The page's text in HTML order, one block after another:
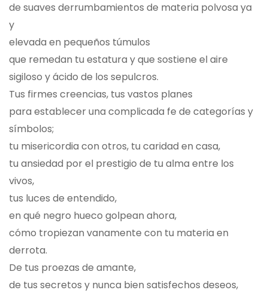
de suaves derrumbamientos de materia polvosa ya
y
elevada en pequeños túmulos
que remedan tu estatura y que sostiene el aire
sigiloso y ácido de los sepulcros.
Tus firmes creencias, tus vastos planes
para establecer una complicada fe de categorías y
símbolos;
tu misericordia con otros, tu caridad en casa,
tu ansiedad por el prestigio de tu alma entre los
vivos,
tus luces de entendido,
en qué negro hueco golpean ahora,
cómo tropiezan vanamente con tu materia en
derrota.
De tus proezas de amante,
de tus secretos y nunca bien satisfechos deseos,